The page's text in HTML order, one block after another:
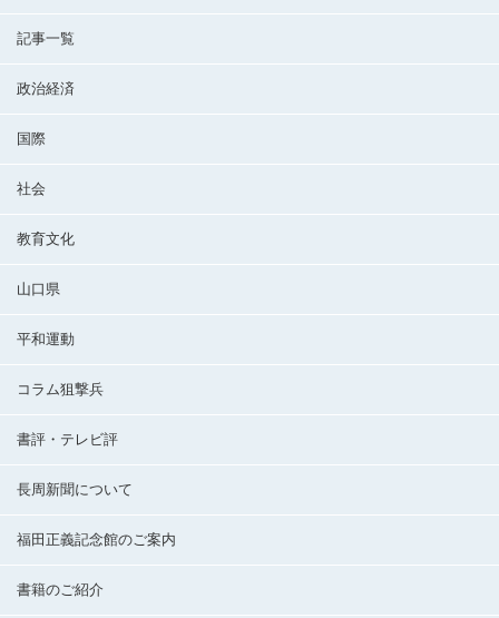
記事一覧
政治経済
国際
社会
教育文化
山口県
平和運動
コラム狙撃兵
書評・テレビ評
長周新聞について
福田正義記念館のご案内
書籍のご紹介